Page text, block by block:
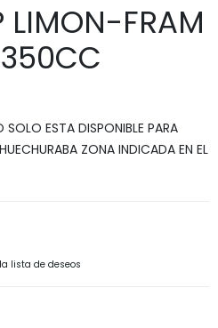
LIMON-FRAM
SOLO ESTA DISPONIBLE PARA
ZONA INDICADA EN EL
lista de deseos